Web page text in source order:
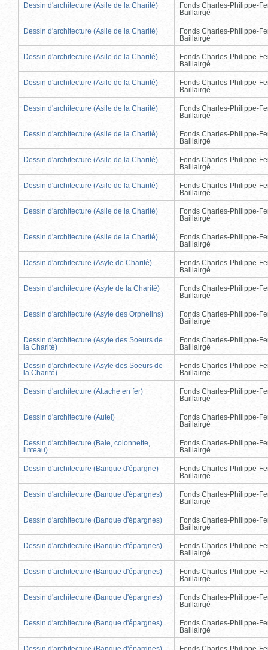
Dessin d'architecture (Asile de la Charité)
Fonds Charles-Philippe-
Baillairgé
Dessin d'architecture (Asile de la Charité)
Fonds Charles-Philippe-
Baillairgé
Dessin d'architecture (Asile de la Charité)
Fonds Charles-Philippe-
Baillairgé
Dessin d'architecture (Asile de la Charité)
Fonds Charles-Philippe-
Baillairgé
Dessin d'architecture (Asile de la Charité)
Fonds Charles-Philippe-
Baillairgé
Dessin d'architecture (Asile de la Charité)
Fonds Charles-Philippe-
Baillairgé
Dessin d'architecture (Asile de la Charité)
Fonds Charles-Philippe-
Baillairgé
Dessin d'architecture (Asile de la Charité)
Fonds Charles-Philippe-
Baillairgé
Dessin d'architecture (Asile de la Charité)
Fonds Charles-Philippe-
Baillairgé
Dessin d'architecture (Asile de la Charité)
Fonds Charles-Philippe-
Baillairgé
Dessin d'architecture (Asyle de Charité)
Fonds Charles-Philippe-
Baillairgé
Dessin d'architecture (Asyle de la Charité)
Fonds Charles-Philippe-
Baillairgé
Dessin d'architecture (Asyle des Orphelins)
Fonds Charles-Philippe-
Baillairgé
Dessin d'architecture (Asyle des Soeurs de
la Charité)
Fonds Charles-Philippe-
Baillairgé
Dessin d'architecture (Asyle des Soeurs de
la Charité)
Fonds Charles-Philippe-
Baillairgé
Dessin d'architecture (Attache en fer)
Fonds Charles-Philippe-
Baillairgé
Dessin d'architecture (Autel)
Fonds Charles-Philippe-
Baillairgé
Dessin d'architecture (Baie, colonnette,
linteau)
Fonds Charles-Philippe-
Baillairgé
Dessin d'architecture (Banque d'épargne)
Fonds Charles-Philippe-
Baillairgé
Dessin d'architecture (Banque d'épargnes)
Fonds Charles-Philippe-
Baillairgé
Dessin d'architecture (Banque d'épargnes)
Fonds Charles-Philippe-
Baillairgé
Dessin d'architecture (Banque d'épargnes)
Fonds Charles-Philippe-
Baillairgé
Dessin d'architecture (Banque d'épargnes)
Fonds Charles-Philippe-
Baillairgé
Dessin d'architecture (Banque d'épargnes)
Fonds Charles-Philippe-
Baillairgé
Dessin d'architecture (Banque d'épargnes)
Fonds Charles-Philippe-
Baillairgé